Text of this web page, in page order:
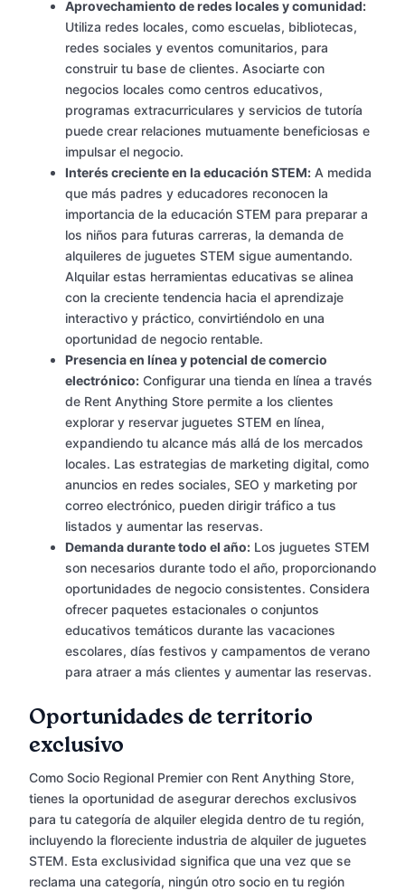
Aprovechamiento de redes locales y comunidad:
Utiliza redes locales, como escuelas, bibliotecas,
redes sociales y eventos comunitarios, para
construir tu base de clientes. Asociarte con
negocios locales como centros educativos,
programas extracurriculares y servicios de tutoría
puede crear relaciones mutuamente beneficiosas e
impulsar el negocio.
Interés creciente en la educación STEM: A medida
que más padres y educadores reconocen la
importancia de la educación STEM para preparar a
los niños para futuras carreras, la demanda de
alquileres de juguetes STEM sigue aumentando.
Alquilar estas herramientas educativas se alinea
con la creciente tendencia hacia el aprendizaje
interactivo y práctico, convirtiéndolo en una
oportunidad de negocio rentable.
Presencia en línea y potencial de comercio
electrónico: Configurar una tienda en línea a través
de Rent Anything Store permite a los clientes
explorar y reservar juguetes STEM en línea,
expandiendo tu alcance más allá de los mercados
locales. Las estrategias de marketing digital, como
anuncios en redes sociales, SEO y marketing por
correo electrónico, pueden dirigir tráfico a tus
listados y aumentar las reservas.
Demanda durante todo el año: Los juguetes STEM
son necesarios durante todo el año, proporcionando
oportunidades de negocio consistentes. Considera
ofrecer paquetes estacionales o conjuntos
educativos temáticos durante las vacaciones
escolares, días festivos y campamentos de verano
para atraer a más clientes y aumentar las reservas.
Oportunidades de territorio
exclusivo
Como Socio Regional Premier con Rent Anything Store,
tienes la oportunidad de asegurar derechos exclusivos
para tu categoría de alquiler elegida dentro de tu región,
incluyendo la floreciente industria de alquiler de juguetes
STEM. Esta exclusividad significa que una vez que se
reclama una categoría, ningún otro socio en tu región